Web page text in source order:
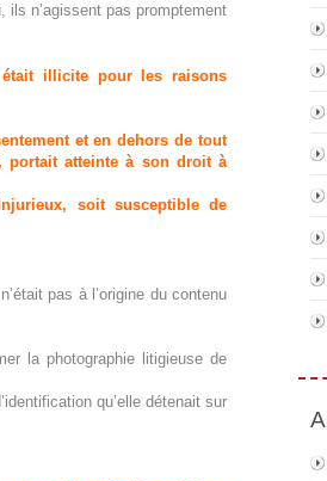
ils n’agissent pas promptement
illicite pour les raisons
et en dehors de tout
portait atteinte à son droit à
soit susceptible de
pas à l’origine du contenu
la photographie litigieuse de
qu’elle détenait sur